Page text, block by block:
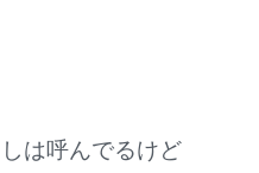
は呼んでるけど